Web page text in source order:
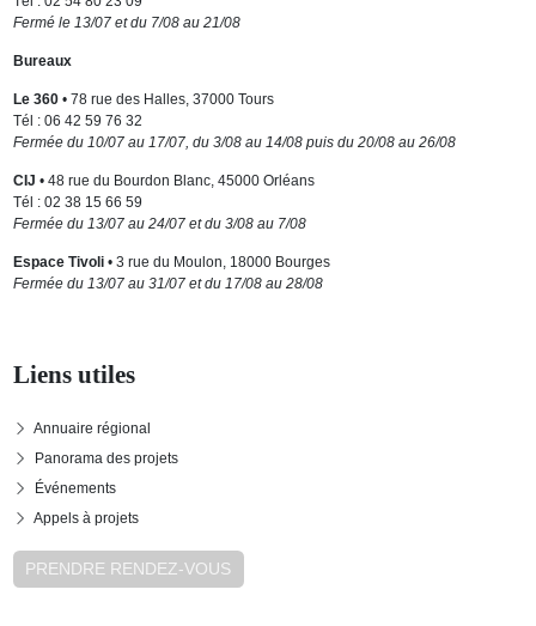
Fermé le 13/07 et du 7/08 au 21/08
Bureaux
Le 360• 78 rue des Halles, 37000 Tours
Tél : 06 42 59 76 32
Fermée du 10/07 au 17/07, du 3/08 au 14/08 puis du 20/08 au 26/08
CIJ • 48 rue du Bourdon Blanc, 45000 Orléans
Tél : 02 38 15 66 59
Fermée du 13/07 au 24/07 et du 3/08 au 7/08
Espace Tivoli• 3 rue du Moulon, 18000 Bourges
Fermée du 13/07 au 31/07 et du 17/08 au 28/08
Liens utiles
Annuaire régional
Panorama des projets
Événements
Appels à projets
PRENDRE RENDEZ-VOUS